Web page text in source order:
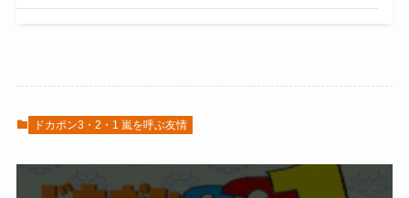
ドカポン3・2・1 嵐を呼ぶ友情